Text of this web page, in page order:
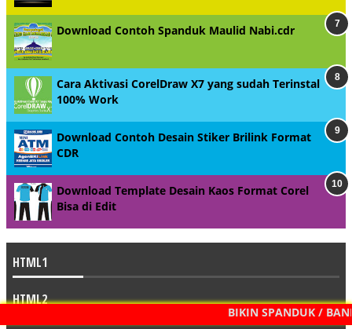
Download Contoh Spanduk Maulid Nabi.cdr
Cara Aktivasi CorelDraw X7 yang sudah Terinstal
100% Work
Download Contoh Desain Stiker Brilink Format
CDR
Download Template Desain Kaos Format Corel
Bisa di Edit
HTML1
BIKIN SPANDUK /
HTML2